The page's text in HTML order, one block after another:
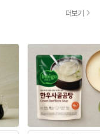
더보기